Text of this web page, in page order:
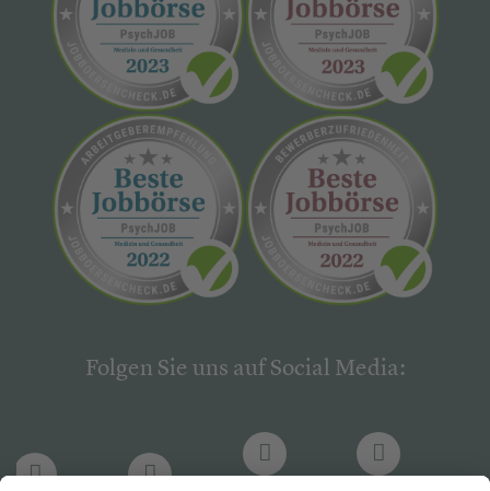
Folgen Sie uns auf Social Media: